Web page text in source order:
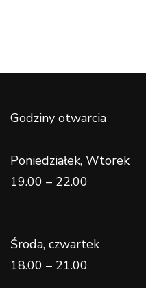
Godziny otwarcia
Poniedziałek, Wtorek
19.00 – 22.00
Środa, czwartek
18.00 – 21.00